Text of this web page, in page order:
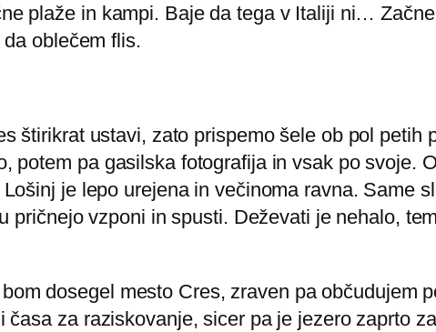
plaže in kampi. Baje da tega v Italiji ni…
oblečem flis.
štirikrat ustavi, zato prispemo šele ob pol petih
potem pa gasilska fotografija in vsak po svoje.
je lepo urejena in večinoma ravna. Same
pričnejo vzponi in spusti. Deževati je nehalo,
dosegel mesto Cres, zraven pa občudujem
za raziskovanje, sicer pa je jezero zaprto